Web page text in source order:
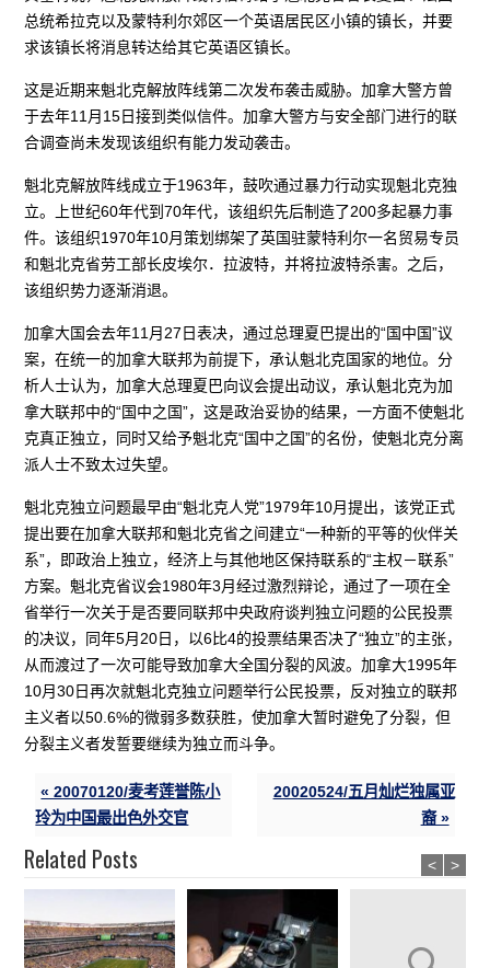
总统希拉克以及蒙特利尔郊区一个英语居民区小镇的镇长，并要
求该镇长将消息转达给其它英语区镇长。
这是近期来魁北克解放阵线第二次发布袭击威胁。加拿大警方曾
于去年11月15日接到类似信件。加拿大警方与安全部门进行的联
合调查尚未发现该组织有能力发动袭击。
魁北克解放阵线成立于1963年，鼓吹通过暴力行动实现魁北克独
立。上世纪60年代到70年代，该组织先后制造了200多起暴力事
件。该组织1970年10月策划绑架了英国驻蒙特利尔一名贸易专员
和魁北克省劳工部长皮埃尔．拉波特，并将拉波特杀害。之后，
该组织势力逐渐消退。
加拿大国会去年11月27日表决，通过总理夏巴提出的“国中国”议
案，在统一的加拿大联邦为前提下，承认魁北克国家的地位。分
析人士认为，加拿大总理夏巴向议会提出动议，承认魁北克为加
拿大联邦中的“国中之国”，这是政治妥协的结果，一方面不使魁北
克真正独立，同时又给予魁北克“国中之国”的名份，使魁北克分离
派人士不致太过失望。
魁北克独立问题最早由“魁北克人党”1979年10月提出，该党正式
提出要在加拿大联邦和魁北克省之间建立“一种新的平等的伙伴关
系”，即政治上独立，经济上与其他地区保持联系的“主权－联系”
方案。魁北克省议会1980年3月经过激烈辩论，通过了一项在全
省举行一次关于是否要同联邦中央政府谈判独立问题的公民投票
的决议，同年5月20日，以6比4的投票结果否决了“独立”的主张，
从而渡过了一次可能导致加拿大全国分裂的风波。加拿大1995年
10月30日再次就魁北克独立问题举行公民投票，反对独立的联邦
主义者以50.6%的微弱多数获胜，使加拿大暂时避免了分裂，但
分裂主义者发誓要继续为独立而斗争。
« 20070120/麦考莲誉陈小
玲为中国最出色外交官
20020524/五月灿烂独属亚
裔 »
Related Posts < >